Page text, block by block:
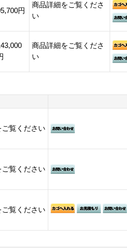
円
商品詳細をご覧くださ
い
商品詳細をご覧くださ
い
覧ください
覧ください
覧ください